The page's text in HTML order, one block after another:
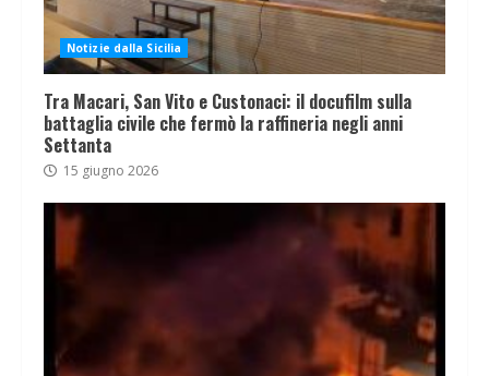
Notizie dalla Sicilia
Tra Macari, San Vito e Custonaci: il docufilm sulla
battaglia civile che fermò la raffineria negli anni
Settanta
15 giugno 2026